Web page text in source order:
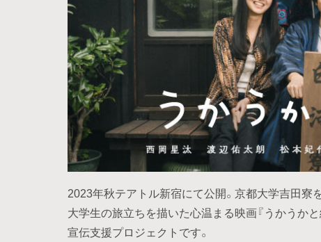
2023年秋テアトル新宿にて公開。京都大学吉田寮
大学生の旅立ちを描いた心温まる映画『うかうか
宣伝支援プロジェクトです。